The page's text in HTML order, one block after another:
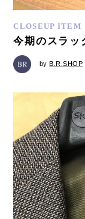
CLOSEUP ITEM
今期のスラッ
byB.R.SHOP